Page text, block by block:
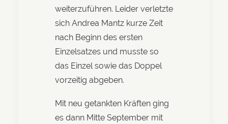
weiterzuführen. Leider verletzte
sich Andrea Mantz kurze Zeit
nach Beginn des ersten
Einzelsatzes und musste so
das Einzel sowie das Doppel
vorzeitig abgeben.
Mit neu getankten Kräften ging
es dann Mitte September mit